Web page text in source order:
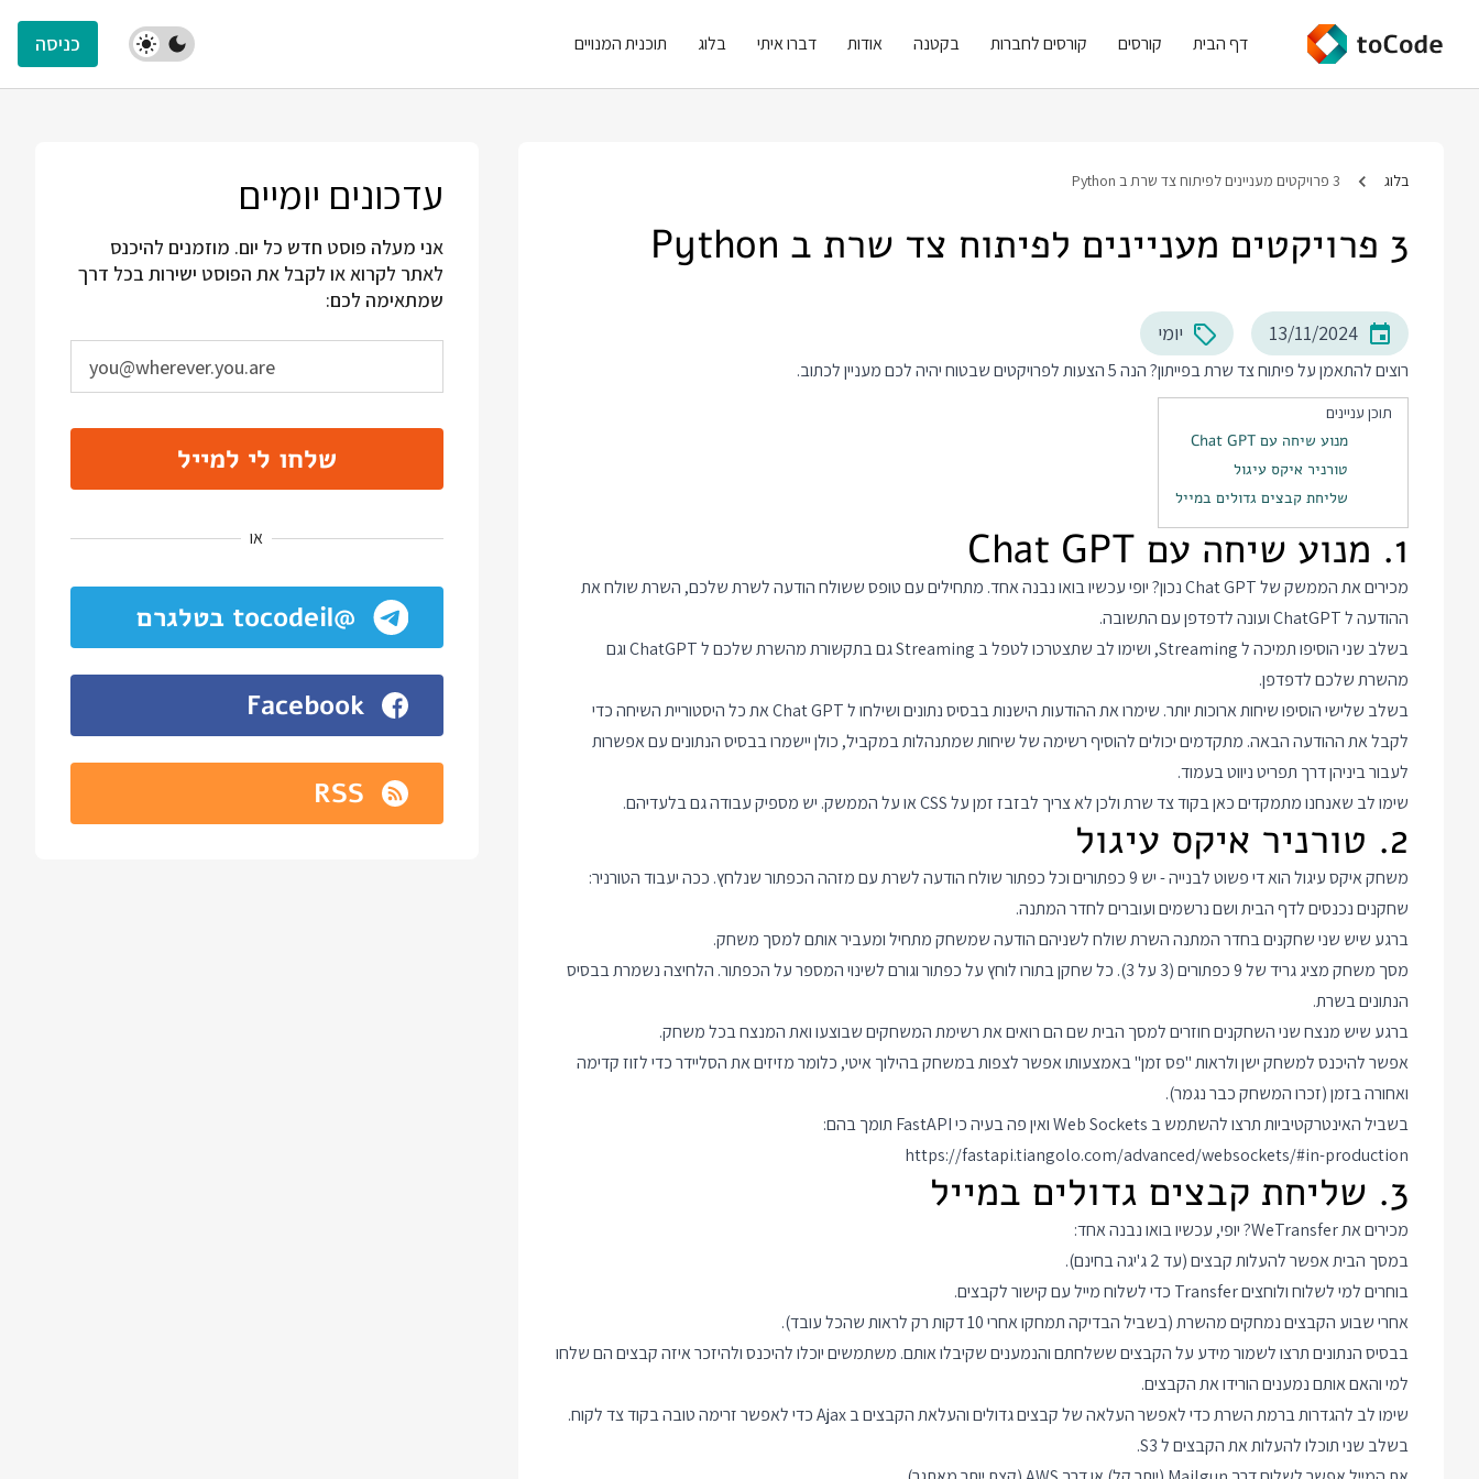
דף הבית קורסים קורסים לחברות בקטנה אודות דברו איתי בלוג תוכנית המנויים כניסה
בלוג 3 פרויקטים מעניינים לפיתוח צד שרת ב Python
3 פרויקטים מעניינים לפיתוח צד שרת ב Python
13/11/2024 יומי
רוצים להתאמן על פיתוח צד שרת בפייתון? הנה 5 הצעות לפרויקטים שבטוח יהיה לכם מעניין לכתוב.
תוכן עניינים
מנוע שיחה עם Chat GPT
טורניר איקס עיגול
שליחת קבצים גדולים במייל
1. מנוע שיחה עם Chat GPT
מכירים את הממשק של Chat GPT נכון? יופי עכשיו בואו נבנה אחד. מתחילים עם טופס ששולח הודעה לשרת שלכם, השרת שולח את
ההודעה ל ChatGPT ועונה לדפדפן עם התשובה.
בשלב שני הוסיפו תמיכה ל Streaming, ושימו לב שתצטרכו לטפל ב Streaming גם בתקשורת מהשרת שלכם ל ChatGPT וגם
מהשרת שלכם לדפדפן.
בשלב שלישי הוסיפו שיחות ארוכות יותר. שימרו את ההודעות הישנות בבסיס נתונים ושילחו ל Chat GPT את כל היסטוריית השיחה כדי
לקבל את ההודעה הבאה. מתקדמים יכולים להוסיף רשימה של שיחות שמתנהלות במקביל, כולן יישמרו בבסיס הנתונים עם אפשרות
לעבור ביניהן דרך תפריט ניווט בעמוד.
שימו לב שאנחנו מתמקדים כאן בקוד צד שרת ולכן לא צריך לבזבז זמן על CSS או על הממשק. יש מספיק עבודה גם בלעדיהם.
2. טורניר איקס עיגול
משחק איקס עיגול הוא די פשוט לבנייה - יש 9 כפתורים וכל כפתור שולח הודעה לשרת עם מזהה הכפתור שנלחץ. ככה יעבוד הטורניר:
שחקנים נכנסים לדף הבית ושם נרשמים ועוברים לחדר המתנה.
ברגע שיש שני שחקנים בחדר המתנה השרת שולח לשניהם הודעה שמשחק מתחיל ומעביר אותם למסך משחק.
מסך משחק מציג גריד של 9 כפתורים (3 על 3). כל שחקן בתורו לוחץ על כפתור וגורם לשינוי המספר על הכפתור. הלחיצה נשמרת בבסיס
הנתונים בשרת.
ברגע שיש מנצח שני השחקנים חוזרים למסך הבית שם הם רואים את רשימת המשחקים שבוצעו ואת המנצח בכל משחק.
אפשר להיכנס למשחק ישן ולראות "פס זמן" באמצעותו אפשר לצפות במשחק בהילוך איטי, כלומר מזיזים את הסליידר כדי לזוז קדימה
ואחורה בזמן (זכרו המשחק כבר נגמר).
בשביל האינטרקטיביות תרצו להשתמש ב Web Sockets ואין פה בעיה כי FastAPI תומך בהם:
https://fastapi.tiangolo.com/advanced/websockets/#in-production
3. שליחת קבצים גדולים במייל
מכירים את WeTransfer? יופי, עכשיו בואו נבנה אחד:
במסך הבית אפשר להעלות קבצים (עד 2 ג'יגה בחינם).
בוחרים למי לשלוח ולוחצים Transfer כדי לשלוח מייל עם קישור לקבצים.
אחרי שבוע הקבצים נמחקים מהשרת (בשביל הבדיקה תמחקו אחרי 10 דקות רק לראות שהכל עובד).
בבסיס הנתונים תרצו לשמור מידע על הקבצים ששלחתם והנמענים שקיבלו אותם. משתמשים יוכלו להיכנס ולהיזכר איזה קבצים הם שלחו
למי והאם אותם נמענים הורידו את הקבצים.
שימו לב להגדרות ברמת השרת כדי לאפשר העלאה של קבצים גדולים והעלאת הקבצים ב Ajax כדי לאפשר זרימה טובה בקוד צד לקוח.
בשלב שני תוכלו להעלות את הקבצים ל S3.
עדכונים יומיים
אני מעלה פוסט חדש כל יום. מוזמנים להיכנס
לאתר לקרוא או לקבל את הפוסט ישירות בכל דרך
שמתאימה לכם:
שלחו לי למייל
או
@tocodeil בטלגרם
Facebook
RSS